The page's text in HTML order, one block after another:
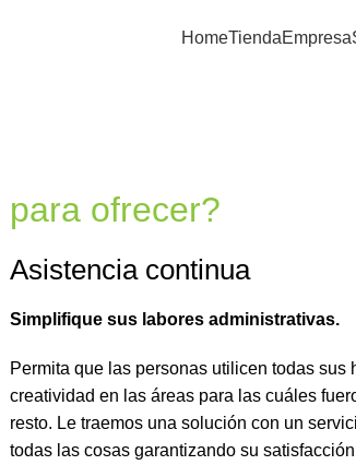
HomeTiendaEmpresa
para ofrecer?
Asistencia continua
Simplifique sus labores administrativas.
Permita que las personas utilicen todas
creatividad en las áreas para las cuáles
resto. Le traemos una solución con un
todas las cosas garantizando su